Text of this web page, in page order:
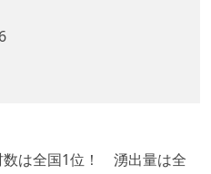
数は全国1位！ 湧出量は全